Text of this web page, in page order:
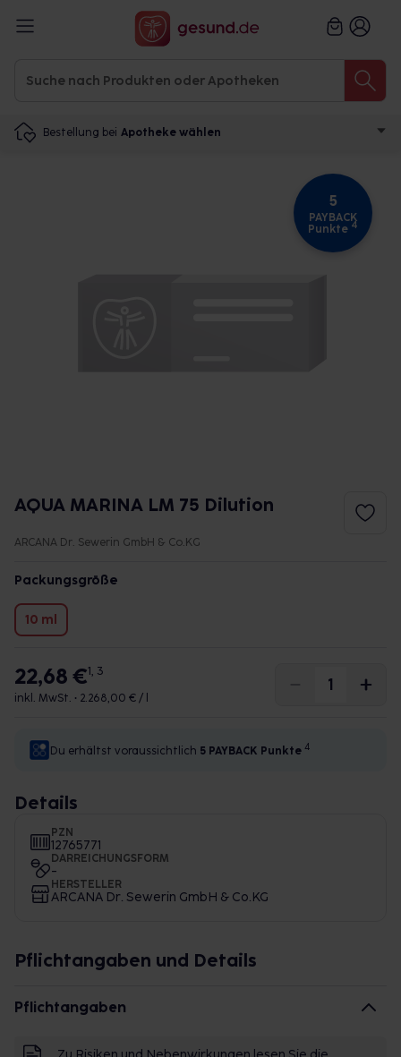
Bestellung bei Apotheke wählen
5
PAYBACK
Punkte 4
AQUA MARINA LM 75 Dilution
ARCANA Dr. Sewerin GmbH & Co.KG
Packungsgröße
10 ml
22,68 €1, 3
inkl. MwSt. • 2.268,00 € / l
Du erhältst voraussichtlich 5 PAYBACK Punkte 4
Details
PZN
12765771
DARREICHUNGSFORM
-
HERSTELLER
ARCANA Dr. Sewerin GmbH & Co.KG
Pflichtangaben und Details
Pflichtangaben